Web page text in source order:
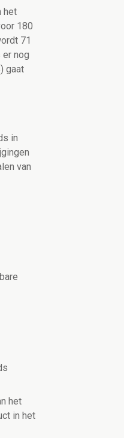
het
180
71
nog
gaat
in
van
het
in het